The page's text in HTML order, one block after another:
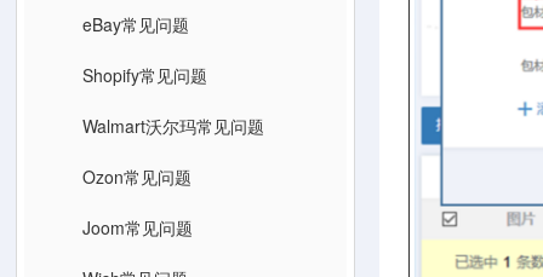
eBay常见问题
Shopify常见问题
Walmart沃尔玛常见问题
Ozon常见问题
Joom常见问题